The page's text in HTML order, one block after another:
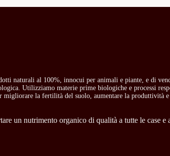
naturali al 100%, innocui per animali e piante, e di
Utilizziamo materie prime biologiche e processi
la fertilità del suolo, aumentare la produttività
un nutrimento organico di qualità a tutte le case e